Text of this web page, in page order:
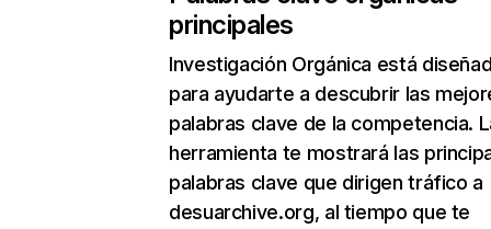
principales
Investigación Orgánica está
para ayudarte a descubrir las
palabras clave de la competencia.
herramienta te mostrará las
palabras clave que dirigen tráfico a
desuarchive.org, al tiempo que te